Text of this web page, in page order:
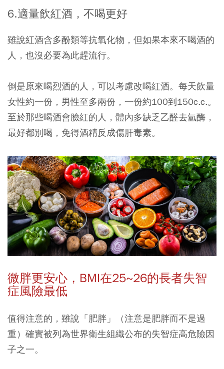
6.適量飲紅酒，不喝更好
雖說紅酒含多酚類等抗氧化物，但如果本來不喝酒的
人，也沒必要為此趕流行。
倒是原來喝烈酒的人，可以考慮改喝紅酒。每天飲量
女性約一份，男性至多兩份，一份約100到150c.c.。
至於那些喝酒會臉紅的人，體內多缺乏乙醛去氫酶，
最好都別喝，免得酒精反成傷肝毒素。
微胖更安心，BMI在25~26的長者失智
症風險最低
值得注意的，雖說「肥胖」（注意是肥胖而不是過
重）確實被列為世界衛生組織公布的失智症高危險因
子之一。